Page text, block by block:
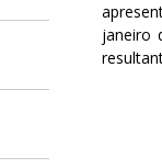
janeiro